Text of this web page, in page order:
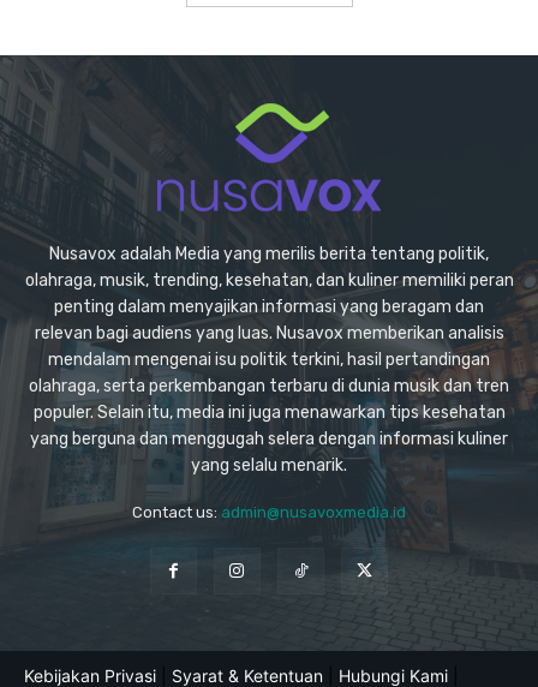
Nusavox adalah Media yang merilis berita tentang politik,
olahraga, musik, trending, kesehatan, dan kuliner memiliki peran
penting dalam menyajikan informasi yang beragam dan
relevan bagi audiens yang luas. Nusavox memberikan analisis
mendalam mengenai isu politik terkini, hasil pertandingan
olahraga, serta perkembangan terbaru di dunia musik dan tren
populer. Selain itu, media ini juga menawarkan tips kesehatan
yang berguna dan menggugah selera dengan informasi kuliner
yang selalu menarik.
Contact us: admin@nusavoxmedia.id
Kebijakan Privasi Syarat & Ketentuan Hubungi Kami